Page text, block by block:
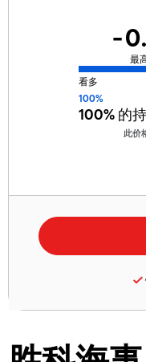
-
最
看多
100%
100%的
此价